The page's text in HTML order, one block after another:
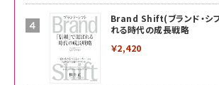
Brand Shift(ブランド・シフ
れる時代の成長戦略
￥2,420